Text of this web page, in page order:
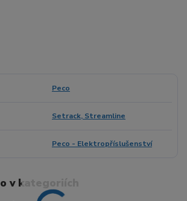
Peco
Setrack, Streamline
Peco - Elektropříslušenství
v kategoriích